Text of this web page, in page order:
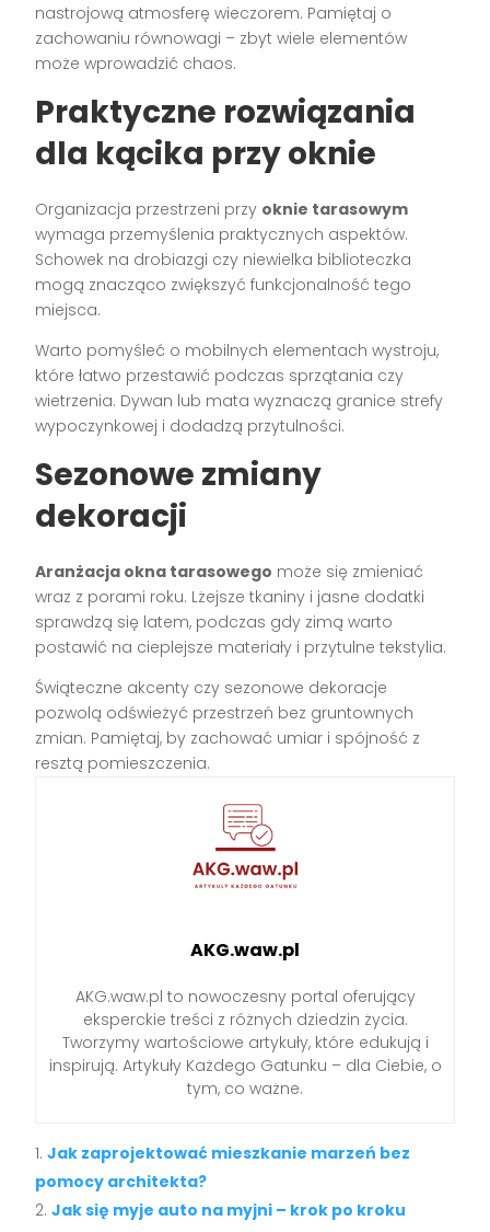
nastrojową atmosferę wieczorem. Pamiętaj o
zachowaniu równowagi – zbyt wiele elementów
może wprowadzić chaos.
Praktyczne rozwiązania
dla kącika przy oknie
Organizacja przestrzeni przy oknie tarasowym
wymaga przemyślenia praktycznych aspektów.
Schowek na drobiazgi czy niewielka biblioteczka
mogą znacząco zwiększyć funkcjonalność tego
miejsca.
Warto pomyśleć o mobilnych elementach wystroju,
które łatwo przestawić podczas sprzątania czy
wietrzenia. Dywan lub mata wyznaczą granice strefy
wypoczynkowej i dodadzą przytulności.
Sezonowe zmiany
dekoracji
Aranżacja okna tarasowego może się zmieniać
wraz z porami roku. Lżejsze tkaniny i jasne dodatki
sprawdzą się latem, podczas gdy zimą warto
postawić na cieplejsze materiały i przytulne tekstylia.
Świąteczne akcenty czy sezonowe dekoracje
pozwolą odświeżyć przestrzeń bez gruntownych
zmian. Pamiętaj, by zachować umiar i spójność z
resztą pomieszczenia.
AKG.waw.pl
AKG.waw.pl to nowoczesny portal oferujący
eksperckie treści z różnych dziedzin życia.
Tworzymy wartościowe artykuły, które edukują i
inspirują. Artykuły Każdego Gatunku – dla Ciebie, o
tym, co ważne.
Jak zaprojektować mieszkanie marzeń bez
pomocy architekta?
Jak się myje auto na myjni – krok po kroku